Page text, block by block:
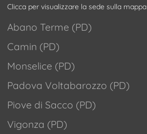
Clicca per visualizzare la sede sulla mappa
Abano Terme (PD)
Camin (PD)
Monselice (PD)
Padova Voltabarozzo (PD)
Piove di Sacco (PD)
Vigonza (PD)